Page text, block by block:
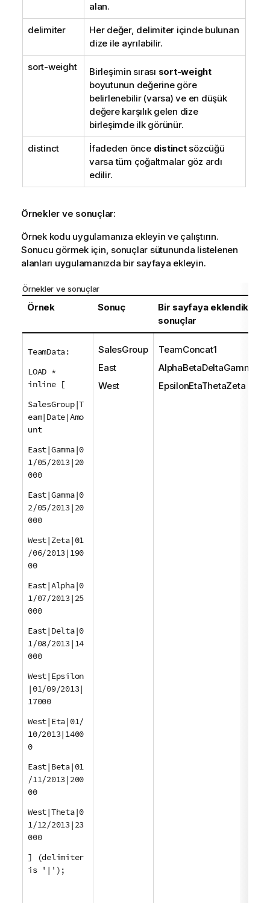
alan.
delimiter Her değer, delimiter içinde bulunan
dize ile ayrılabilir.
sort-weight Birleşimin sırası sort-weight
boyutunun değerine göre
belirlenebilir (varsa) ve en düşük
değere karşılık gelen dize
birleşimde ilk görünür.
distinct İfadeden önce distinctsözcüğü
varsa tüm çoğaltmalar göz ardı
edilir.
Örnekler ve sonuçlar:
Örnek kodu uygulamanıza ekleyin ve çalıştırın.
Sonucu görmek için, sonuçlar sütununda listelenen
alanları uygulamanızda bir sayfaya ekleyin.
Örnekler ve sonuçlar
Örnek Sonuç
Bir sayfaya eklendikten
sonuçlar
TeamData:
LOAD *
inline [
SalesGroup|T
eam|Date|Amo
unt
East|Gamma|0
1/05/2013|20
000
East|Gamma|0
2/05/2013|20
000
West|Zeta|01
/06/2013|190
00
East|Alpha|0
1/07/2013|25
000
East|Delta|0
1/08/2013|14
000
West|Epsilon
|01/09/2013|
17000
West|Eta|01/
10/2013|1400
0
East|Beta|01
/11/2013|200
00
West|Theta|0
1/12/2013|23
000
] (delimiter
is '|');
SalesGroup
East
West
TeamConcat1
EpsilonEtaThetaZeta